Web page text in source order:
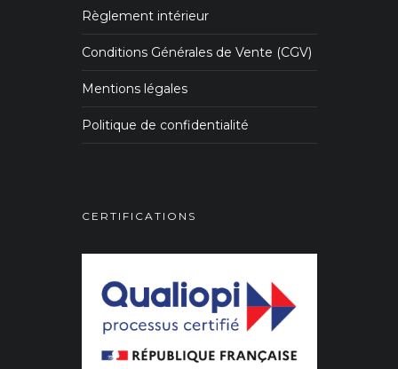
Règlement intérieur
Conditions Générales de Vente (CGV)
Mentions légales
Politique de confidentialité
CERTIFICATIONS